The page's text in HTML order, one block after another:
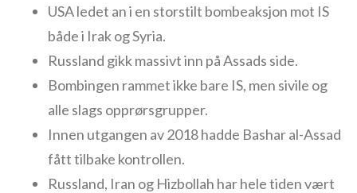
USA ledet an i en storstilt bombeaksjon mot IS
både i Irak og Syria.
Russland gikk massivt inn på Assads side.
Bombingen rammet ikke bare IS, men sivile og
alle slags opprørsgrupper.
Innen utgangen av 2018 hadde Bashar al-Assad
fått tilbake kontrollen.
Russland, Iran og Hizbollah har hele tiden vært